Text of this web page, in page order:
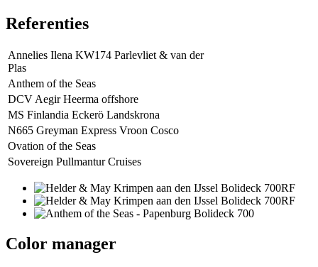
Referenties
Annelies Ilena KW174 Parlevliet & van der
Plas
Anthem of the Seas
DCV Aegir Heerma offshore
MS Finlandia Eckerö Landskrona
N665 Greyman Express Vroon Cosco
Ovation of the Seas
Sovereign Pullmantur Cruises
Color manager